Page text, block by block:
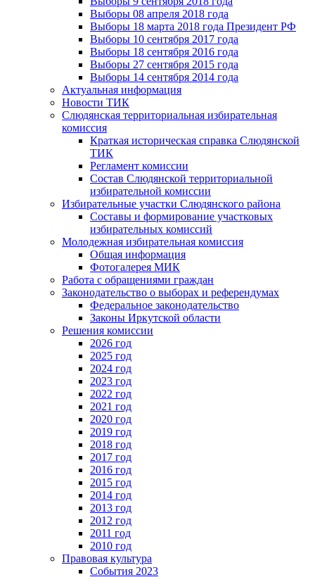
Выборы 08 апреля 2018 года
Выборы 18 марта 2018 года Президент РФ
Выборы 10 сентября 2017 года
Выборы 18 сентября 2016 года
Выборы 27 сентября 2015 года
Выборы 14 сентября 2014 года
Актуальная информация
Новости ТИК
Слюдянская территориальная избирательная
комиссия
Краткая историческая справка Слюдянской
ТИК
Регламент комиссии
Состав Слюдянской территориальной
избирательной комиссии
Избирательные участки Слюдянского района
Составы и формирование участковых
избирательных комиссий
Молодежная избирательная комиссия
Общая информация
Фотогалерея МИК
Работа с обращениями граждан
Законодательство о выборах и референдумах
Федеральное законодательство
Законы Иркутской области
Решения комиссии
2026 год
2025 год
2024 год
2023 год
2022 год
2021 год
2020 год
2019 год
2018 год
2017 год
2016 год
2015 год
2014 год
2013 год
2012 год
2011 год
2010 год
Правовая культура
События 2023